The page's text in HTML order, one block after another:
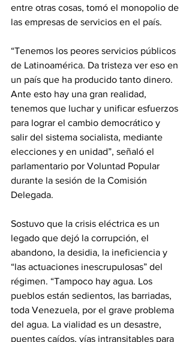
entre otras cosas, tomó el monopolio de
las empresas de servicios en el país.
“Tenemos los peores servicios públicos
de Latinoamérica. Da tristeza ver eso en
un país que ha producido tanto dinero.
Ante esto hay una gran realidad,
tenemos que luchar y unificar esfuerzos
para lograr el cambio democrático y
salir del sistema socialista, mediante
elecciones y en unidad”, señaló el
parlamentario por Voluntad Popular
durante la sesión de la Comisión
Delegada.
Sostuvo que la crisis eléctrica es un
legado que dejó la corrupción, el
abandono, la desidia, la ineficiencia y
“las actuaciones inescrupulosas” del
régimen. “Tampoco hay agua. Los
pueblos están sedientos, las barriadas,
toda Venezuela, por el grave problema
del agua. La vialidad es un desastre,
puentes caídos, vías intransitables para